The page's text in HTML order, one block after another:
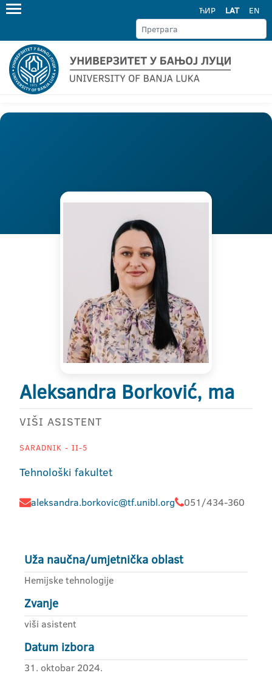
ЋИР LAT EN
Aleksandra Borković, ma
VIŠI ASISTENT
SARADNIK - II-5
Tehnološki fakultet
aleksandra.borkovic@tf.unibl.org 051/434-360
Uža naučna/umjetnička oblast
Hemijske tehnologije
Zvanje
viši asistent
Datum izbora
31. oktobar 2024.